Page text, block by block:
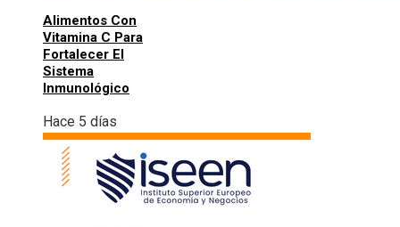
Alimentos Con
Vitamina C Para
Fortalecer El
Sistema
Inmunológico
Hace 5 días